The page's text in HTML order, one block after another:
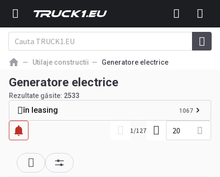
Utilaje constructii Generatore electrice
Generatore electrice
Rezultate găsite: 2533
în leasing 1067
1/127 20